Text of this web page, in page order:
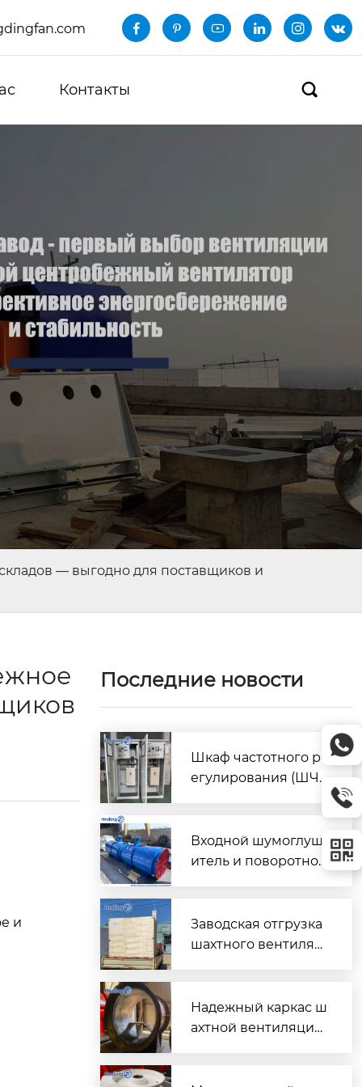
     
Контакты 
— выгодно для поставщиков и
и
Последние новости
Шкаф частотного р
егулирования (ШЧ
торов $2 \times 45\t
ext{ кВт}$
Входной шумоглуш
итель и поворотно-
вентилятора главно
го проветривания
Заводская отгрузка
шахтного вентилят
его объекта в Казах
стане
Надежный каркас ш
ахтной вентиляции: